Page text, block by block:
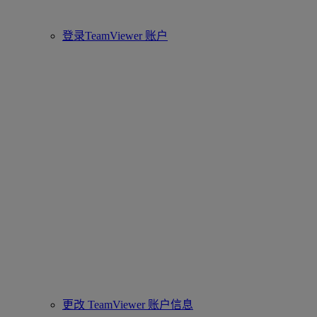
登录TeamViewer 账户
更改 TeamViewer 账户信息